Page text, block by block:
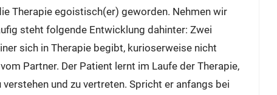
Therapie egoistisch(er) geworden. Nehmen wir
steht folgende Entwicklung dahinter: Zwei
sich in Therapie begibt, kurioserweise nicht
Partner. Der Patient lernt im Laufe der Therapie,
und zu vertreten. Spricht er anfangs bei